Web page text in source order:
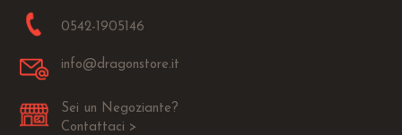
0542-1905146
info@dragonstore.it
Sei un Negoziante?
Contattaci >